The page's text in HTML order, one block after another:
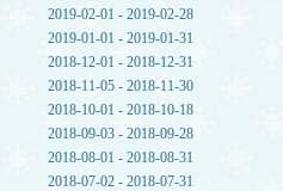
2019-02-01 - 2019-02-28
2019-01-01 - 2019-01-31
2018-12-01 - 2018-12-31
2018-11-05 - 2018-11-30
2018-10-01 - 2018-10-18
2018-09-03 - 2018-09-28
2018-08-01 - 2018-08-31
2018-07-02 - 2018-07-31